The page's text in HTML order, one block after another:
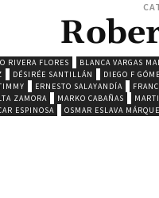
RIVERA FLORES BLANCA VARGAS
DÉSIRÉE SANTILLÁN DIEGO F
ERNESTO SALAYANDÍA
ZAMORA MARKO CABAÑAS
ESPINOSA OSMAR ESLAVA